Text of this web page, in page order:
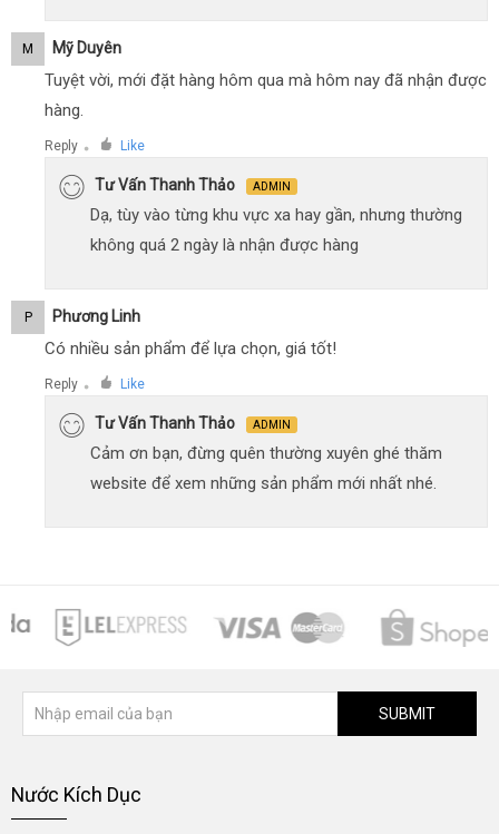
M Mỹ Duyên
Tuyệt vời, mới đặt hàng hôm qua mà hôm nay đã nhận được
hàng.
Reply ● Like
Tư Vấn Thanh Thảo ADMIN
Dạ, tùy vào từng khu vực xa hay gần, nhưng thường
không quá 2 ngày là nhận được hàng
P Phương Linh
Có nhiều sản phẩm để lựa chọn, giá tốt!
Reply ● Like
Tư Vấn Thanh Thảo ADMIN
Cảm ơn bạn, đừng quên thường xuyên ghé thăm
website để xem những sản phẩm mới nhất nhé.
SUBMIT
Nước Kích Dục